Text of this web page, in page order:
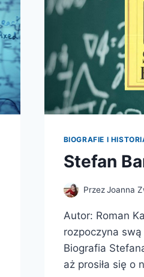
BIOGRAFIE I
Stefan
Przez Joanna
Autor: Roman
rozpoczyna swą
Biografia
aż prosiła się o